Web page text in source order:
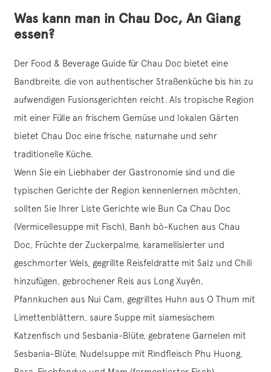
Was kann man in Chau Doc, An Giang
essen?
Der Food & Beverage Guide für Chau Doc bietet eine
Bandbreite, die von authentischer Straßenküche bis hin zu
aufwendigen Fusionsgerichten reicht. Als tropische Region
mit einer Fülle an frischem Gemüse und lokalen Gärten
bietet Chau Doc eine frische, naturnahe und sehr
traditionelle Küche.
Wenn Sie ein Liebhaber der Gastronomie sind und die
typischen Gerichte der Region kennenlernen möchten,
sollten Sie Ihrer Liste Gerichte wie Bun Ca Chau Doc
(Vermicellesuppe mit Fisch), Banh bò-Kuchen aus Chau
Doc, Früchte der Zuckerpalme, karamellisierter und
geschmorter Wels, gegrillte Reisfeldratte mit Salz und Chili
hinzufügen, gebrochener Reis aus Long Xuyên,
Pfannkuchen aus Nui Cam, gegrilltes Huhn aus O Thum mit
Limettenblättern, saure Suppe mit siamesischem
Katzenfisch und Sesbania-Blüte, gebratene Garnelen mit
Sesbania-Blüte, Nudelsuppe mit Rindfleisch Phu Huong,